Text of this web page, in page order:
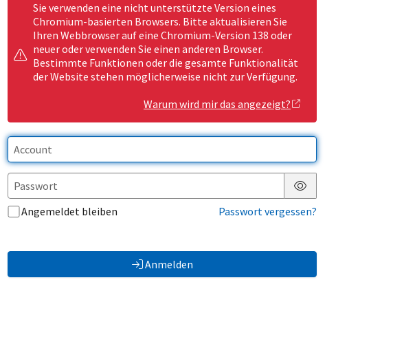
Sie verwenden eine nicht unterstützte Version eines
Chromium-basierten Browsers. Bitte aktualisieren Sie
Ihren Webbrowser auf eine Chromium-Version 138 oder
neuer oder verwenden Sie einen anderen Browser.
Bestimmte Funktionen oder die gesamte Funktionalität
der Website stehen möglicherweise nicht zur Verfügung.
Warum wird mir das angezeigt?
Passwort anzeigen
Angemeldet bleiben
Passwort vergessen?
Anmelden